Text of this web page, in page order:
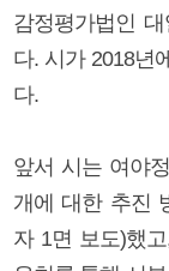
감정평가법인
다. 시가 2018년
다.
앞서 시는 여야
개에 대한 추진
자 1면 보도)했